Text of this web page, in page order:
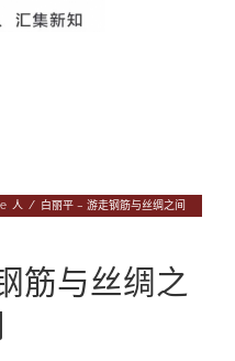
, 人 / 白丽平 – 游走钢筋与丝绸之间
筋与丝绸之